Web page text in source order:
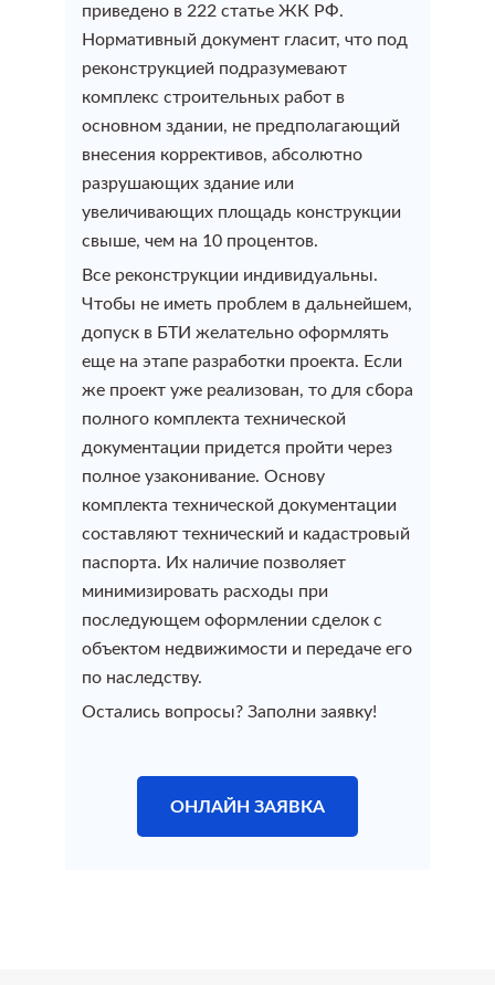
Раздел земельного участка (размежевание)
Межевание земельного участка под
многоквартирным жилым домом (Уточнение границ)
Перераспределение земельных участков
Увеличение площади земельного участка
Услуги кадастрового инженера
Акт технического обследования
Заключение кадастрового инженера
Технический план после перепланировки
Узаконить перепланировку в здании
Согласование перепланировки в Мосжилинспекции
Согласование новой входной группы (Устройство
нового выхода)
Узаконить перепланировку квартиры
Согласование перепланировки
Уведомление о завершении строительства
Уведомление о планируемой реконструкции
Ввод объекта в эксплуатацию
Разрешение на строительство ИЖС
Узаконить строительство
Узаконить строительство
Узаконить реконструкцию
Узаконить садовый дом
Узаконить дачный дом
Узаконить дом без разрешения
Оформить баню
Оформление строений на участке
Оформление дома
Восcтановление утраченных документов на
недвижимость
Регистрация недвижимости
Регистрация строения
Регистрация гаража
Помощь при отказе в регистрации права
приведено в 222 статье ЖК РФ.
Нормативный документ гласит, что под
реконструкцией подразумевают
комплекс строительных работ в
основном здании, не предполагающий
внесения коррективов, абсолютно
разрушающих здание или
увеличивающих площадь конструкции
свыше, чем на 10 процентов.
Все реконструкции индивидуальны.
Чтобы не иметь проблем в дальнейшем,
допуск в БТИ желательно оформлять
еще на этапе разработки проекта. Если
же проект уже реализован, то для сбора
полного комплекта технической
документации придется пройти через
полное узаконивание. Основу
комплекта технической документации
составляют технический и кадастровый
паспорта. Их наличие позволяет
минимизировать расходы при
последующем оформлении сделок с
объектом недвижимости и передаче его
по наследству.
Остались вопросы? Заполни заявку!
ОНЛАЙН ЗАЯВКА